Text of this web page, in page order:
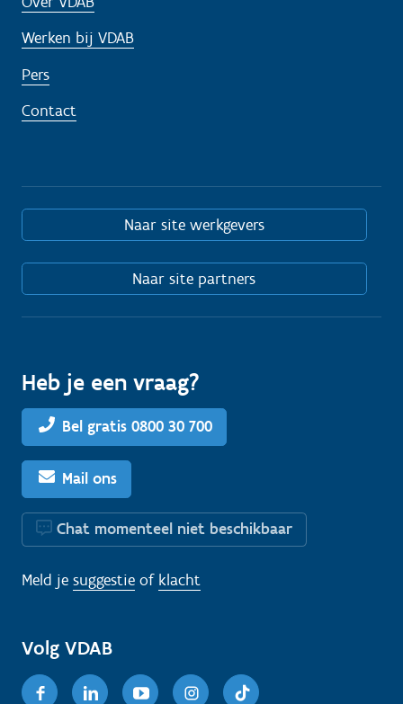
Werken bij VDAB
Pers
Contact
Naar site werkgevers
Naar site partners
Heb je een vraag?
Bel gratis 0800 30 700
Mail ons
Chat momenteel niet beschikbaar
Meld je suggestie of klacht
Volg VDAB
FacebookLinkedinYoutubeInstagram